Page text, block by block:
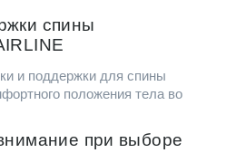
спины
и поддержки для спины
положения тела во
при выборе